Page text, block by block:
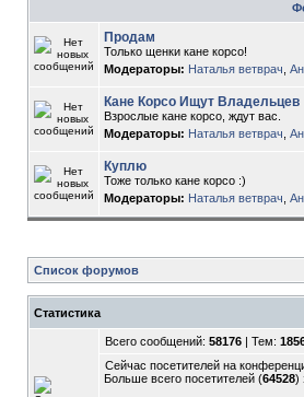
Продам
Только щенки кане корсо!
Модераторы: Наталья ветврач
Кане Корсо Ищут Владельцев
Взрослые кане корсо, ждут вас.
Модераторы: Наталья ветврач
Куплю
Тоже только кане корсо :)
Модераторы: Наталья ветврач
Список форумов
Статистика
Всего сообщений: 58176 | Тем:
Сейчас посетителей на
Больше всего посетителей (64528)